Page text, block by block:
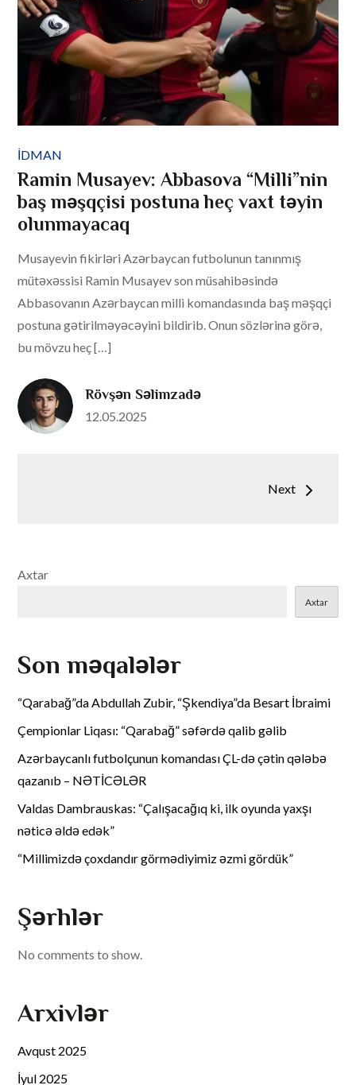
IDMAN
Ramin Musayev: Abbasova “Milli”nin
baş məşqçisi postuna heç vaxt təyin
olunmayacaq
Musayevin fikirləri Azərbaycan futbolunun tanınmış
mütəxəssisi Ramin Musayev son müsahibəsində
Abbasovanın Azərbaycan milli komandasında baş məşqçi
postuna gətirilməyəcəyini bildirib. Onun sözlərinə görə,
bu mövzu heç […]
Rövşən Səlimzadə
Posted
12.05.2025
Next
Axtar
Axtar
Son məqalələr
“Qarabağ”da Abdullah Zubir, “Şkendiya”da Besart İbraimi
Çempionlar Liqası: “Qarabağ” səfərdə qalib gəlib
Azərbaycanlı futbolçunun komandası ÇL-də çətin qələbə
qazanıb – NƏTİCƏLƏR
Valdas Dambrauskas: “Çalışacağıq ki, ilk oyunda yaxşı
nəticə əldə edək”
“Millimizdə çoxdandır görmədiyimiz əzmi gördük”
Şərhlər
No comments to show.
Arxivlər
Avqust 2025
İyul 2025